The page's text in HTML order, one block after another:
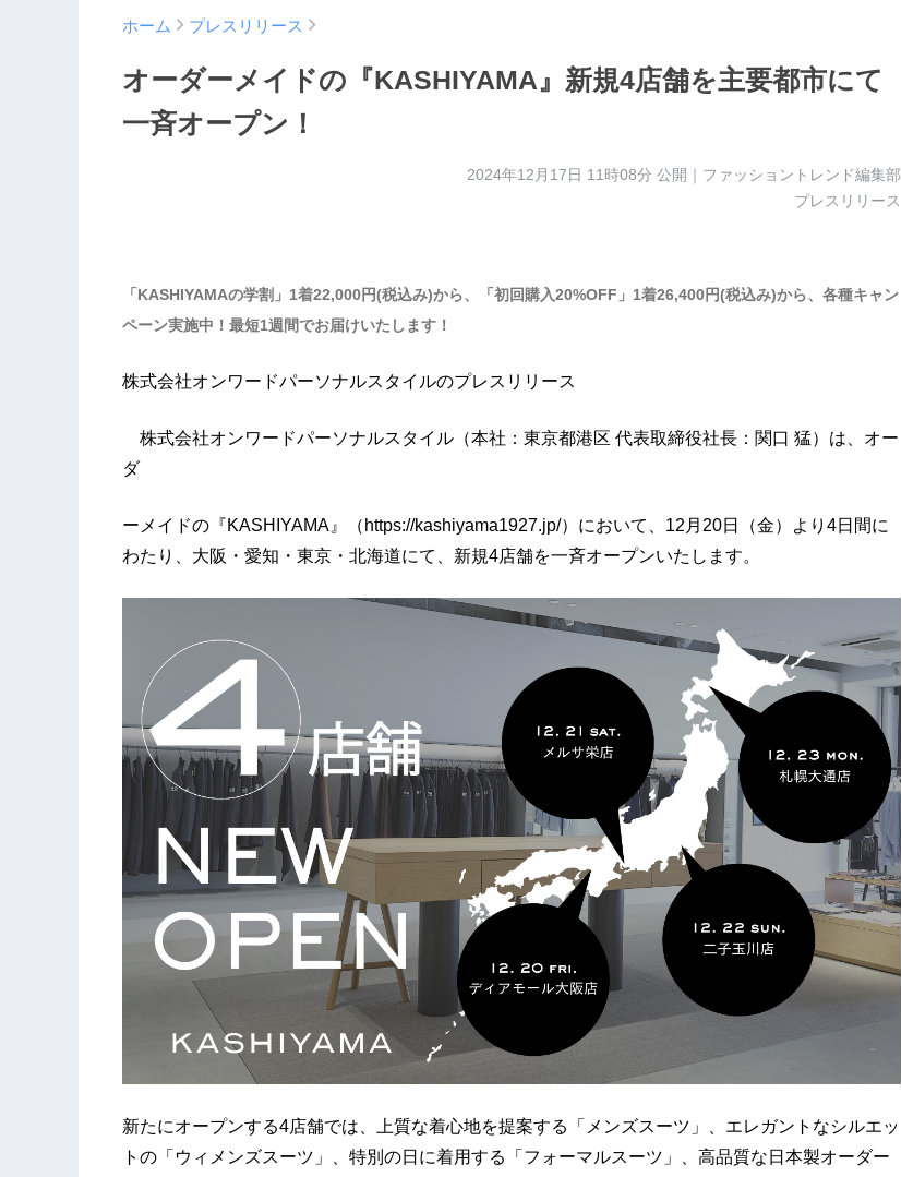
ホーム プレスリリース
オーダーメイドの『KASHIYAMA』新規4店舗を主要都市にて
一斉オープン！
2024年12月17日 11時08分 公開｜ファッショントレンド編集部
プレスリリース
「KASHIYAMAの学割」1着22,000円(税込み)から、「初回購入20%OFF」1着26,400円(税込み)から、各種キャン
ペーン実施中！最短1週間でお届けいたします！
株式会社オンワードパーソナルスタイルのプレスリリース
株式会社オンワードパーソナルスタイル（本社：東京都港区 代表取締役社長：関口 猛）は、オー
ダ
ーメイドの『KASHIYAMA』（https://kashiyama1927.jp/）において、12月20日（金）より4日間に
わたり、大阪・愛知・東京・北海道にて、新規4店舗を一斉オープンいたします。
新たにオープンする4店舗では、上質な着心地を提案する「メンズスーツ」、エレガントなシルエッ
トの「ウィメンズスーツ」、特別の日に着用する「フォーマルスーツ」、高品質な日本製オーダー